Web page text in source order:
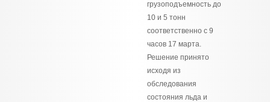
грузоподъемность до
10 и 5 тонн
соответственно с 9
часов 17 марта.
Решение принято
исходя из
обследования
состояния льда и